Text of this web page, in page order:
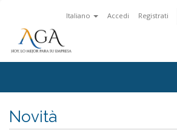
Italiano Accedi Registrati
Novità